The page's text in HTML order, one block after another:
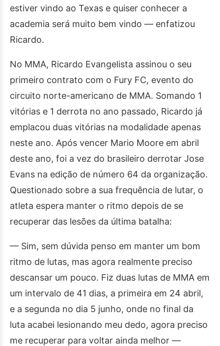
estiver vindo ao Texas e quiser conhecer a
academia será muito bem vindo — enfatizou
Ricardo.
No MMA, Ricardo Evangelista assinou o seu
primeiro contrato com o Fury FC, evento do
circuito norte-americano de MMA. Somando 1
vitórias e 1 derrota no ano passado, Ricardo já
emplacou duas vitórias na modalidade apenas
neste ano. Após vencer Mario Moore em abril
deste ano, foi a vez do brasileiro derrotar Jose
Evans na edição de número 64 da organização.
Questionado sobre a sua frequência de lutar, o
atleta espera manter o ritmo depois de se
recuperar das lesões da última batalha:
— Sim, sem dúvida penso em manter um bom
ritmo de lutas, mas agora realmente preciso
descansar um pouco. Fiz duas lutas de MMA em
um intervalo de 41 dias, a primeira em 24 abril,
e a segunda no dia 5 junho, onde no final da
luta acabei lesionando meu dedo, agora preciso
me recuperar para voltar ainda melhor —